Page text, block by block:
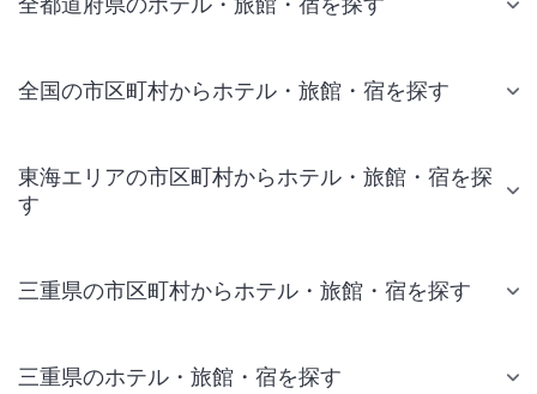
全国の市区町村からホテル・旅館・宿を探す
東海エリアの市区町村からホテル・旅館・宿を探
す
三重県の市区町村からホテル・旅館・宿を探す
三重県のホテル・旅館・宿を探す